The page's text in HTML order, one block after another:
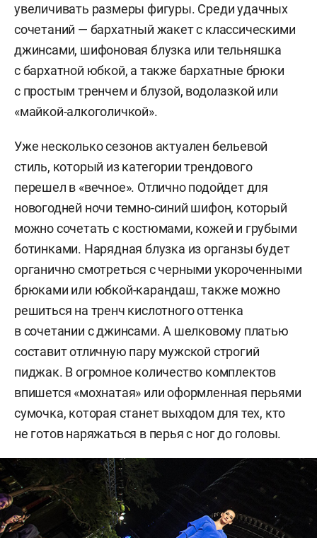
увеличивать размеры фигуры. Среди удачных
сочетаний — бархатный жакет с классическими
джинсами, шифоновая блузка или тельняшка
с бархатной юбкой, а также бархатные брюки
с простым тренчем и блузой, водолазкой или
«майкой-алкоголичкой».
Уже несколько сезонов актуален бельевой
стиль, который из категории трендового
перешел в «вечное». Отлично подойдет для
новогодней ночи темно-синий шифон, который
можно сочетать с костюмами, кожей и грубыми
ботинками. Нарядная блузка из органзы будет
органично смотреться с черными укороченными
брюками или юбкой-карандаш, также можно
решиться на тренч кислотного оттенка
в сочетании с джинсами. А шелковому платью
составит отличную пару мужской строгий
пиджак. В огромное количество комплектов
впишется «мохнатая» или оформленная перьями
сумочка, которая станет выходом для тех, кто
не готов наряжаться в перья с ног до головы.